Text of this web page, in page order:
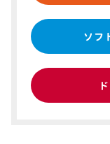
ソフ